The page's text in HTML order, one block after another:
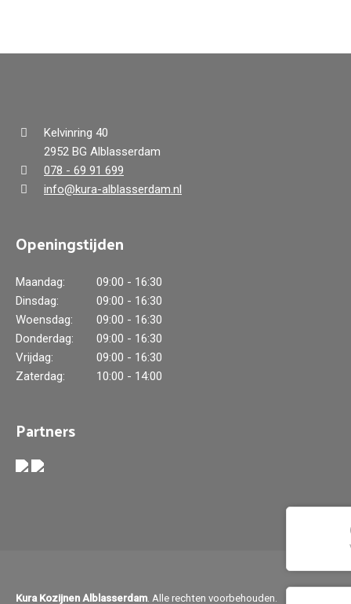
Kelvinring 40
2952 BG Alblasserdam
078 - 69 91 699
info@kura-alblasserdam.nl
Openingstijden
Maandag:
09:00 - 16:30
Dinsdag:
09:00 - 16:30
Woensdag:
09:00 - 16:30
Donderdag:
09:00 - 16:30
Vrijdag:
09:00 - 16:30
Zaterdag:
10:00 - 14:00
Partners
Kura Kozijnen Alblasserdam. Alle rechten voorbehouden.